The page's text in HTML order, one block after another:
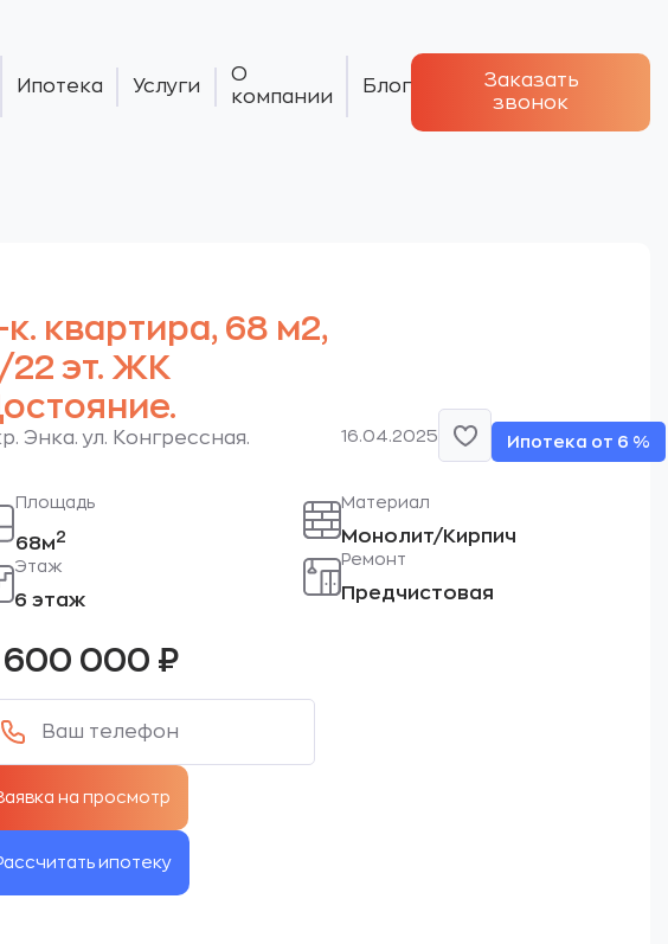
Ипотека Услуги
О
компании
Блог
Заказать
звонок
к. квартира, 68 м2,
22 эт. ЖК
Энка. ул. Конгрессная. 16.04.2025 Ипотека от 6 %
Площадь
68м2
Этаж
6 этаж
Материал
Монолит/Кирпич
Ремонт
Предчистовая
600 000 ₽
ипотеку